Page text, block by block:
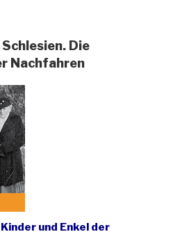
Die
Nachfahren
und Enkel der